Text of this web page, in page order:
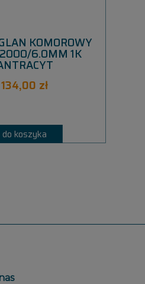
KOMOROWY
6.0MM 1K
134,00 zł
do koszyka